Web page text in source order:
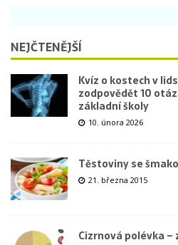
NEJČTENĚJŠÍ
Kvíz o kostech v
zodpovědět 10
základní školy
10. února 2026
Těstoviny se
21. března 2015
Cizrnová polévka